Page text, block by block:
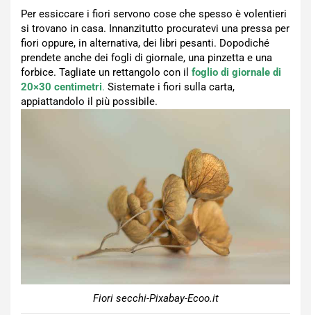
Per essiccare i fiori servono cose che spesso è volentieri
si trovano in casa. Innanzitutto procuratevi una pressa per
fiori oppure, in alternativa, dei libri pesanti. Dopodiché
prendete anche dei fogli di giornale, una pinzetta e una
forbice. Tagliate un rettangolo con il foglio di giornale di
20×30 centimetri. Sistemate i fiori sulla carta,
appiattandolo il più possibile.
Fiori secchi-Pixabay-Ecoo.it